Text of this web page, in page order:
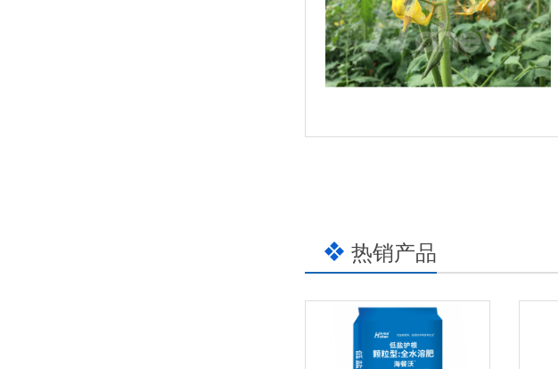
热销产品